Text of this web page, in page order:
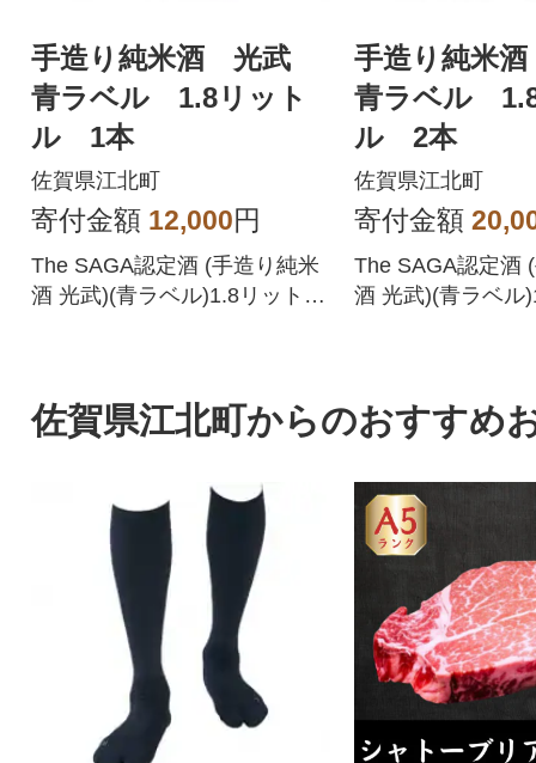
手造り純米酒 光武
青ラベル 1.8リット
ル 1本
佐賀県江北町
寄付金額 12,000円
The SAGA認定酒 (手造り純米
酒 光武)(青ラベル)1.8リットル
手造り純
青ラベル
ル 2本
佐賀県江北町
寄付金額
The SAGA認定酒
酒 光武)(青ラベル
佐賀県江北町からのおすすめ